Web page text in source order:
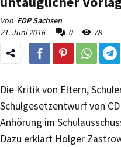
Von FDP Sachsen
21. Juni 2016
0 78
Die Kritik von Eltern,
Schulgesetzentwurf von
Anhörung im
Dazu erklärt Holger